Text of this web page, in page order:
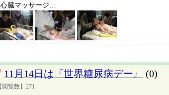
臓マッサージ…
11月14日は『世界糖尿病デー』 (0)
閲覧数】271